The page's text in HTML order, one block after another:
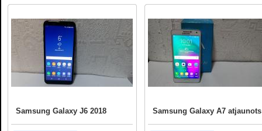
Samsung Galaxy J6 2018 Samsung Galaxy A7 atjaunots